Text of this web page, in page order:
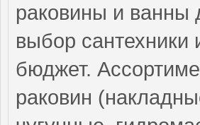
раковины и ванны
выбор
бюджет.
раковин